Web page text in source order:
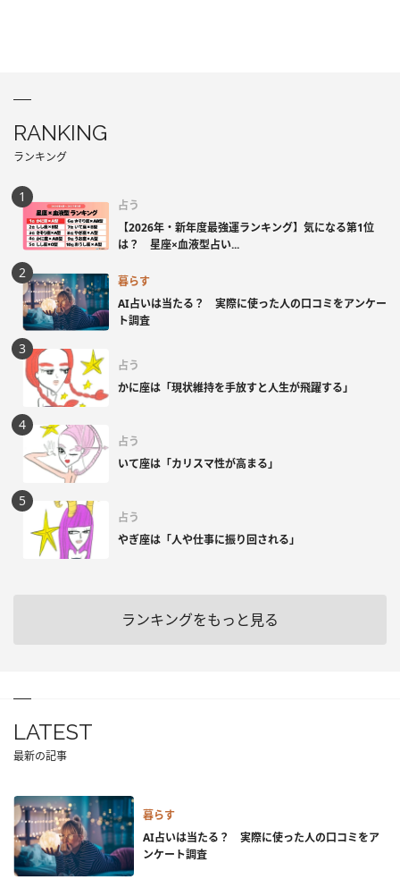
RANKING
ランキング
占う
【2026年・新年度最強運ランキング】気になる第1位
は？ 星座×血液型占い...
暮らす
AI占いは当たる？ 実際に使った人の口コミをアンケー
ト調査
占う
かに座は「現状維持を手放すと人生が飛躍する」
占う
いて座は「カリスマ性が高まる」
占う
やぎ座は「人や仕事に振り回される」
ランキングをもっと見る
LATEST
最新の記事
暮らす
AI占いは当たる？ 実際に使った人の口コミをア
ンケート調査